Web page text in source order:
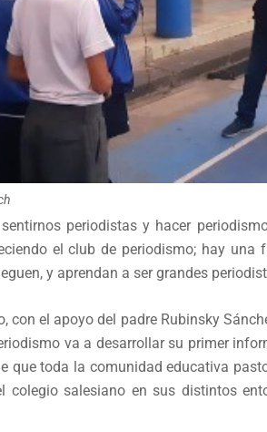
periodistas y hacer
el club de periodismo; hay una
y aprendan a ser grandes
con el apoyo del padre Rubinsky
va a desarrollar su primer
que toda la comunidad educativa
colegio salesiano en sus distintos